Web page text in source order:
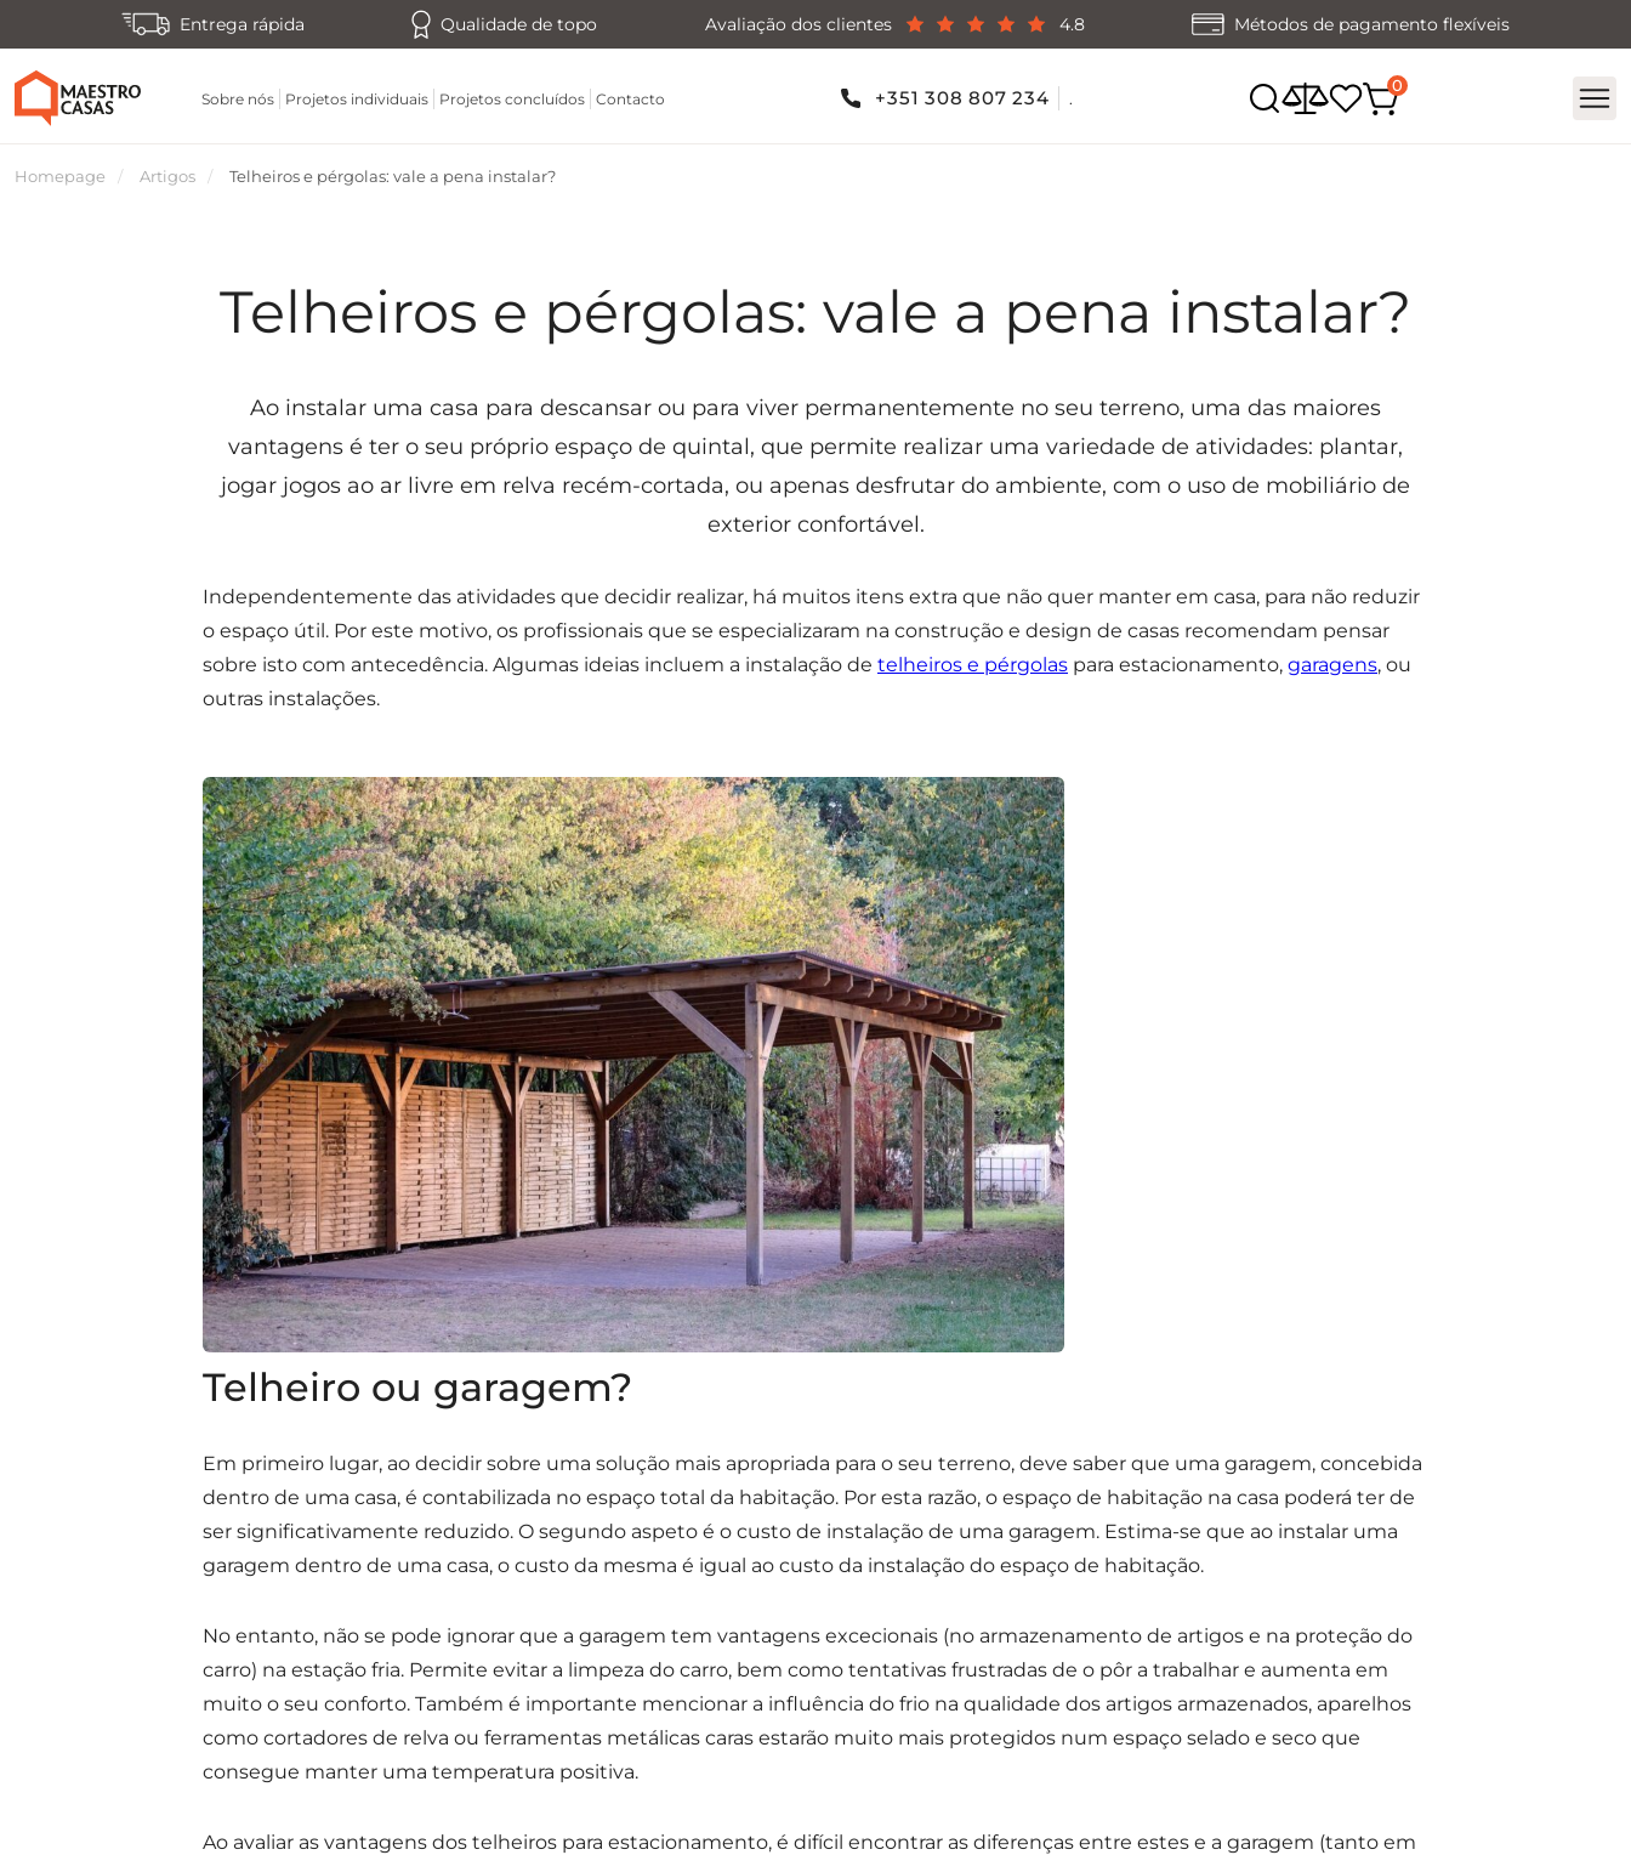
Entrega rápida Qualidade de topo Avaliação dos clientes 4.8 Métodos de pagamento flexíveis
Sobre nós Projetos individuais Projetos concluídos Contacto +351 308 807 234 .
Homepage Artigos Telheiros e pérgolas: vale a pena instalar?
Telheiros e pérgolas: vale a pena instalar?
Ao instalar uma casa para descansar ou para viver permanentemente no seu terreno, uma das maiores
vantagens é ter o seu próprio espaço de quintal, que permite realizar uma variedade de atividades: plantar,
jogar jogos ao ar livre em relva recém-cortada, ou apenas desfrutar do ambiente, com o uso de mobiliário de
exterior confortável.
Independentemente das atividades que decidir realizar, há muitos itens extra que não quer manter em casa, para não reduzir
o espaço útil. Por este motivo, os profissionais que se especializaram na construção e design de casas recomendam pensar
sobre isto com antecedência. Algumas ideias incluem a instalação de telheiros e pérgolas para estacionamento, garagens, ou
outras instalações.
Telheiro ou garagem?
Em primeiro lugar, ao decidir sobre uma solução mais apropriada para o seu terreno, deve saber que uma garagem, concebida
dentro de uma casa, é contabilizada no espaço total da habitação. Por esta razão, o espaço de habitação na casa poderá ter de
ser significativamente reduzido. O segundo aspeto é o custo de instalação de uma garagem. Estima-se que ao instalar uma
garagem dentro de uma casa, o custo da mesma é igual ao custo da instalação do espaço de habitação.
No entanto, não se pode ignorar que a garagem tem vantagens excecionais (no armazenamento de artigos e na proteção do
carro) na estação fria. Permite evitar a limpeza do carro, bem como tentativas frustradas de o pôr a trabalhar e aumenta em
muito o seu conforto. Também é importante mencionar a influência do frio na qualidade dos artigos armazenados, aparelhos
como cortadores de relva ou ferramentas metálicas caras estarão muito mais protegidos num espaço selado e seco que
consegue manter uma temperatura positiva.
Ao avaliar as vantagens dos telheiros para estacionamento, é difícil encontrar as diferenças entre estes e a garagem (tanto em